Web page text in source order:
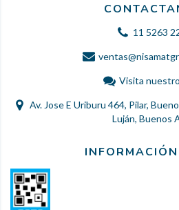
11 5263
Visita
Av. Jose E Uriburu 464, Pilar,
Luján, Buenos